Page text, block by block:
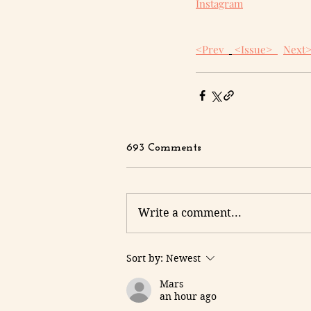
Instagram
<Prev <Issue> Next>
693 Comments
Write a comment...
Sort by: Newest
Mars
an hour ago